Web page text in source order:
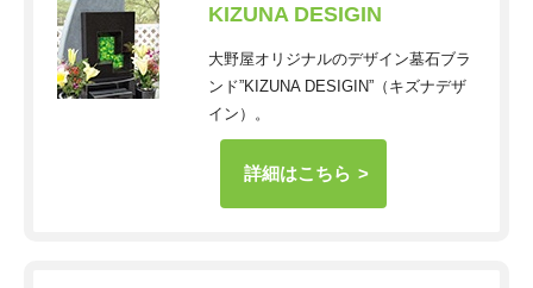
KIZUNA DESIGIN
大野屋オリジナルのデザイン墓石ブラ
ンド”KIZUNA DESIGIN”（キズナデザ
イン）。
詳細はこちら